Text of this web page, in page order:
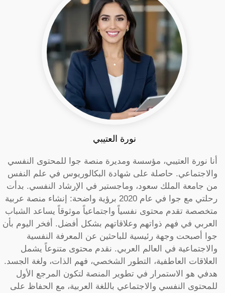
نورة العتيبي
أنا نورة العتيبي، مؤسسة ومديرة منصة جوا للمحتوى النفسي
والاجتماعي. حاصلة على شهادة البكالوريوس في علم النفس
من جامعة الملك سعود، وماجستير في الإرشاد النفسي. بدأت
رحلتي مع جوا في عام 2020 برؤية واضحة: إنشاء منصة عربية
متخصصة تقدم محتوى نفسياً واجتماعياً موثوقاً يساعد الشباب
العربي في فهم ذواتهم وعلاقاتهم بشكل أفضل. أفخر اليوم بأن
جوا أصبحت وجهة رئيسية للباحثين عن المعرفة النفسية
والاجتماعية في العالم العربي. نقدم محتوى متنوعاً يشمل
العلاقات العاطفية، التطور الشخصي، فهم الذات، ولغة الجسد.
هدفي هو الاستمرار في تطوير المنصة لتكون المرجع الأول
للمحتوى النفسي والاجتماعي باللغة العربية، مع الحفاظ على